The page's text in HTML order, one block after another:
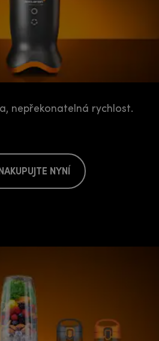
nepřekonatelná rychlost.
NYNÍ